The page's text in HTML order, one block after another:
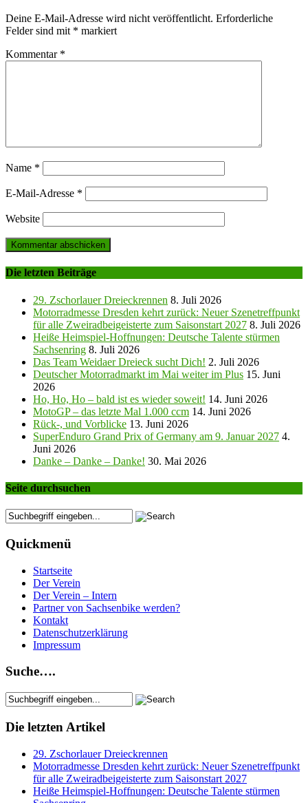
Deine E-Mail-Adresse wird nicht veröffentlicht. Erforderliche
Felder sind mit * markiert
Kommentar *
Name *
E-Mail-Adresse *
Website
Die letzten Beiträge
29. Zschorlauer Dreieckrennen 8. Juli 2026
Motorradmesse Dresden kehrt zurück: Neuer Szenetreffpunkt
für alle Zweiradbeigeisterte zum Saisonstart 2027 8. Juli 2026
Heiße Heimspiel-Hoffnungen: Deutsche Talente stürmen
Sachsenring 8. Juli 2026
Das Team Weidaer Dreieck sucht Dich! 2. Juli 2026
Deutscher Motorradmarkt im Mai weiter im Plus 15. Juni
2026
Ho, Ho, Ho – bald ist es wieder soweit! 14. Juni 2026
MotoGP – das letzte Mal 1.000 ccm 14. Juni 2026
Rück-, und Vorblicke 13. Juni 2026
SuperEnduro Grand Prix of Germany am 9. Januar 2027 4.
Juni 2026
Danke – Danke – Danke! 30. Mai 2026
Seite durchsuchen
Quickmenü
Startseite
Der Verein
Der Verein – Intern
Partner von Sachsenbike werden?
Kontakt
Datenschutzerklärung
Impressum
Suche….
Die letzten Artikel
29. Zschorlauer Dreieckrennen
Motorradmesse Dresden kehrt zurück: Neuer Szenetreffpunkt
für alle Zweiradbeigeisterte zum Saisonstart 2027
Heiße Heimspiel-Hoffnungen: Deutsche Talente stürmen